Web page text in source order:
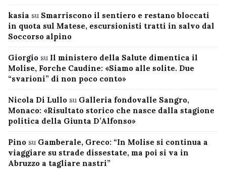
kasia su Smarriscono il sentiero e restano bloccati
in quota sul Matese, escursionisti tratti in salvo dal
Soccorso alpino
Giorgio su Il ministero della Salute dimentica il
Molise, Forche Caudine: «Siamo alle solite. Due
“svarioni” di non poco conto»
Nicola Di Lullo su Galleria fondovalle Sangro,
Monaco: «Risultato storico che nasce dalla stagione
politica della Giunta D’Alfonso»
Pino su Gamberale, Greco: “In Molise si continua a
viaggiare su strade dissestate, ma poi si va in
Abruzzo a tagliare nastri”